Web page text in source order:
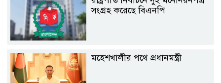
সংগ্রহ করেছে বিএনপি
মহেশখালীর পথে প্রধানমন্ত্রী